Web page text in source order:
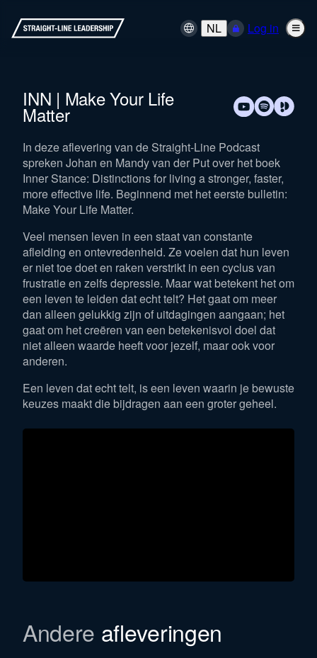
NL Log in
INN | Make Your Life
Matter
In deze aflevering van de Straight-Line Podcast
spreken Johan en Mandy van der Put over het boek
Inner Stance: Distinctions for living a stronger, faster,
more effective life. Beginnend met het eerste bulletin:
Make Your Life Matter.
Veel mensen leven in een staat van constante
afleiding en ontevredenheid. Ze voelen dat hun leven
er niet toe doet en raken verstrikt in een cyclus van
frustratie en zelfs depressie. Maar wat betekent het om
een leven te leiden dat echt telt? Het gaat om meer
dan alleen gelukkig zijn of uitdagingen aangaan; het
gaat om het creëren van een betekenisvol doel dat
niet alleen waarde heeft voor jezelf, maar ook voor
anderen.
Een leven dat echt telt, is een leven waarin je bewuste
keuzes maakt die bijdragen aan een groter geheel.
Andere afleveringen